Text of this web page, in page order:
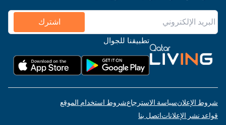
اشترك
تطبيقنا للجوال
شروط الإعلانسياسة الاسترجاعشروط استخدام الموقع
قواعد نشر الإعلاناتاتصل بنا